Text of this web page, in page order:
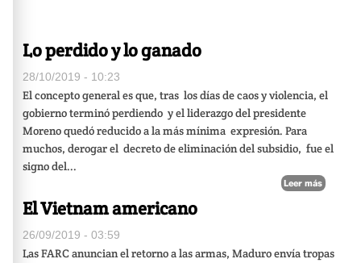
Lo perdido y lo ganado
28/10/2019 - 10:23
El concepto general es que, tras los días de caos y violencia, el
gobierno terminó perdiendo y el liderazgo del presidente
Moreno quedó reducido a la más mínima expresión. Para
muchos, derogar el decreto de eliminación del subsidio, fue el
signo del...
Leer más
El Vietnam americano
26/09/2019 - 03:59
Las FARC anuncian el retorno a las armas, Maduro envía tropas